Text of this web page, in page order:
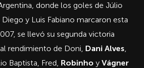
donde los goles de Júlio
y Luis Fabiano marcaron esta
se llevó su segunda victoria
rendimiento de Doni, Dani Alves
Baptista, Fred, Robinho y Vágner